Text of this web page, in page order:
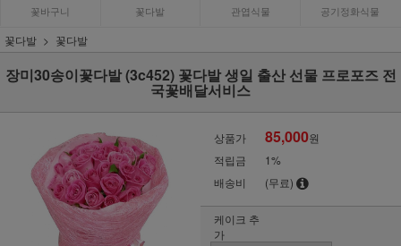
꽃바구니 꽃다발 관엽식물 공기정화식물
꽃다발 꽃다발
장미30송이꽃다발 (3c452) 꽃다발 생일 출산 선물 프로포즈 전
국꽃배달서비스
상품가 85,000원
적립금
1%
배송비
(무료)
케이크 추
가